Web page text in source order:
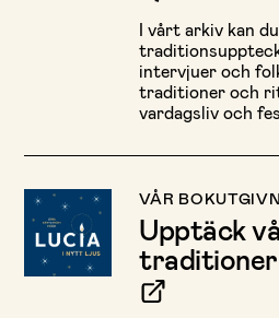
I vårt arkiv kan
intervjuer och
traditioner och
vardagsliv och
VÅR
Upptäck